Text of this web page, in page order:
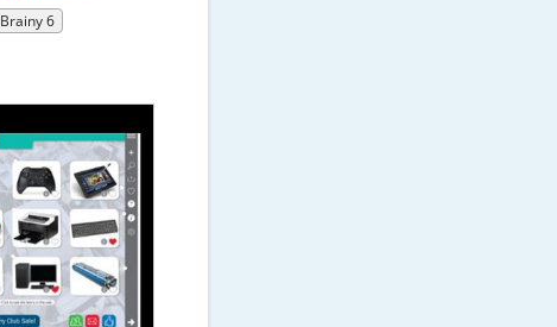
Brainy 6